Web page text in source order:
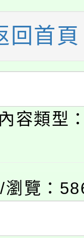
收入戶
情可洽有
科技中
習
及科技
入校路
專業人
、30在
桃園電
動會8/
回首頁
容類型
/瀏覽：